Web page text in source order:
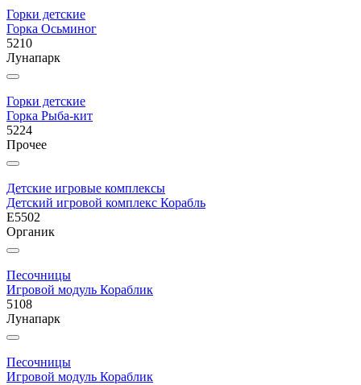
Горки детские
Горка Осьминог
5210
Лунапарк
Горки детские
Горка Рыба-кит
5224
Прочее
Детские игровые комплексы
Детский игровой комплекс Корабль
E5502
Органик
Песочницы
Игровой модуль Кораблик
5108
Лунапарк
Песочницы
Игровой модуль Кораблик